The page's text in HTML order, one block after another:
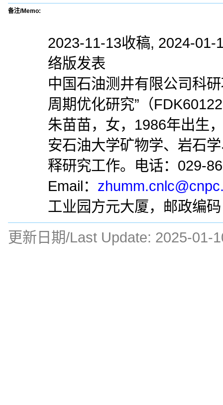
备注/Memo:
2023-11-13收稿, 2024-
络版发表
中国石油测井有限公司科
周期优化研究”（
朱苗苗，女，1986年出生
安石油大学矿物学、岩石
释研究工作。电话：029-
Email：
工业园方元大厦，邮政编
更新日期/Last Update: 2025-01-